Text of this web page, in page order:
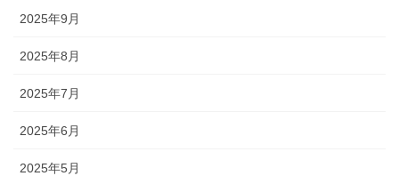
2025年9月
2025年8月
2025年7月
2025年6月
2025年5月